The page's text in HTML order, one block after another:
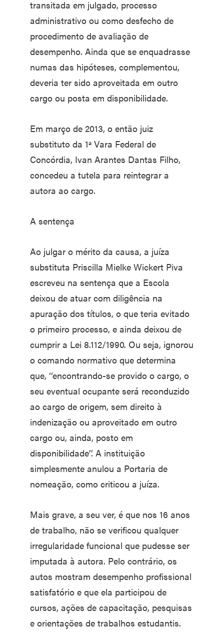
transitada em julgado, processo
administrativo ou como desfecho de
procedimento de avaliação de
desempenho. Ainda que se enquadrasse
numas das hipóteses, complementou,
deveria ter sido aproveitada em outro
cargo ou posta em disponibilidade.
Em março de 2013, o então juiz
substituto da 1ª Vara Federal de
Concórdia, Ivan Arantes Dantas Filho,
concedeu a tutela para reintegrar a
autora ao cargo.
A sentença
Ao julgar o mérito da causa, a juíza
substituta Priscilla Mielke Wickert Piva
escreveu na sentença que a Escola
deixou de atuar com diligência na
apuração dos títulos, o que teria evitado
o primeiro processo, e ainda deixou de
cumprir a Lei 8.112/1990. Ou seja, ignorou
o comando normativo que determina
que, ‘‘encontrando-se provido o cargo, o
seu eventual ocupante será reconduzido
ao cargo de origem, sem direito à
indenização ou aproveitado em outro
cargo ou, ainda, posto em
disponibilidade’’. A instituição
simplesmente anulou a Portaria de
nomeação, como criticou a juíza.
Mais grave, a seu ver, é que nos 16 anos
de trabalho, não se verificou qualquer
irregularidade funcional que pudesse ser
imputada à autora. Pelo contrário, os
autos mostram desempenho profissional
satisfatório e que ela participou de
cursos, ações de capacitação, pesquisas
e orientações de trabalhos estudantis.